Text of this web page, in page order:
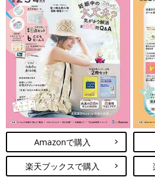
出典：Instagramアカウント「me_jp」
こちらはme_jpさんがセリアで見つけ
Amazonで購入
楽天ブックスで購入